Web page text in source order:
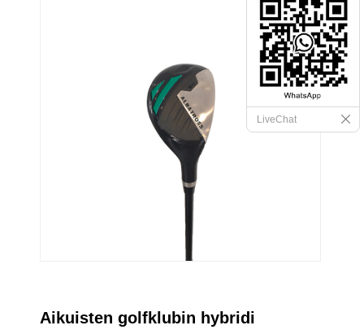
Aikuisten golfklubin hybridi
LiveChat